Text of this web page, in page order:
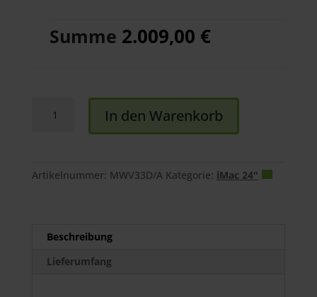
Summe 2.009,00 €
Core
Speicher
In den Warenkorb
Artikelnummer: MWV33D/A Kategorie: iMac 24"
Beschreibung
Lieferumfang